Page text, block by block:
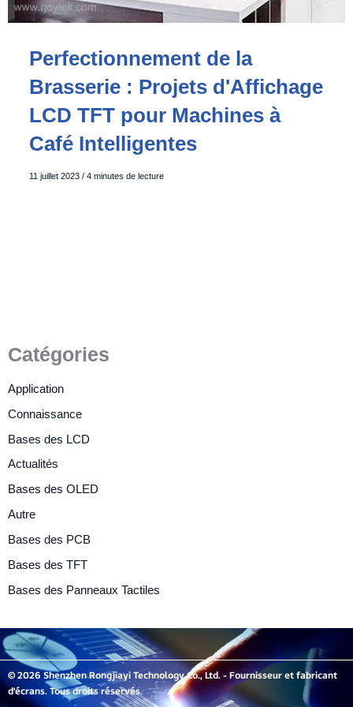
Catégories
Application
Connaissance
Bases des LCD
Actualités
Bases des OLED
Autre
Bases des PCB
Bases des TFT
Bases des Panneaux Tactiles
Perfectionnement de la
Brasserie : Projets d'Affichage
LCD TFT pour Machines à
Café Intelligentes
11 juillet 2023 / 4 minutes de lecture
© 2026 Shenzhen Rongjiayi Technology Co., Ltd. - Fournisseur et fabricant
d'écrans. Tous droits réservés.